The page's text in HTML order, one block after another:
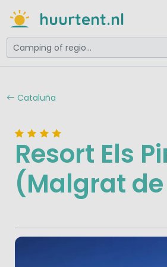
huurtent.nl
Cataluña
Resort Els
(Malgrat